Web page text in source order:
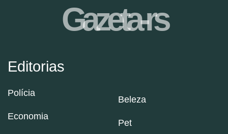
Editorias
Polícia
Economia
Beleza
Pet
Gazeta-rs